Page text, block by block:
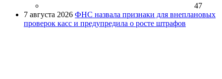
47
7 августа 2026 ФНС назвала признаки для внеплановых
проверок касс и предупредила о росте штрафов